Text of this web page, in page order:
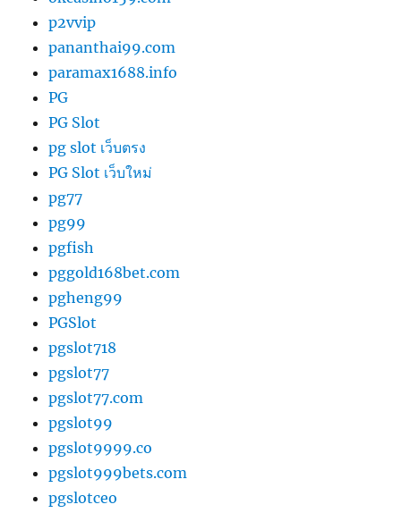
p2vvip
pananthai99.com
paramax1688.info
PG
PG Slot
pg slot เว็บตรง
PG Slot เว็บใหม่
pg77
pg99
pgfish
pggold168bet.com
pgheng99
PGSlot
pgslot718
pgslot77
pgslot77.com
pgslot99
pgslot9999.co
pgslot999bets.com
pgslotceo